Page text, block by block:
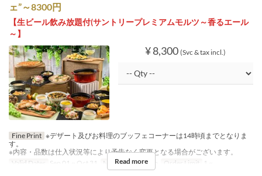
ェ”～8300円
【生ビール飲み放題付(サントリープレミアムモルツ～香るエール
～】
¥ 8,300 (Svc & tax incl.)
Fine Print ※デザート及びお料理のブッフェコーナーは14時頃までとなりま
す。
※内容・品数は仕入状況等により予告なく変更となる場合がございます。
Valid Dates
Sep 01 ~ Oct 31 Meals Lunch, Tea Order Limit 1 ~
Read more